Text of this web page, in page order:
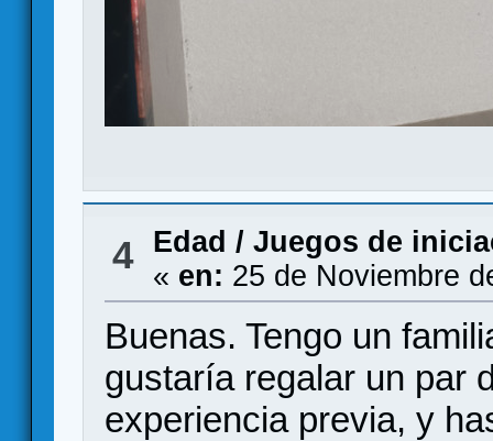
4 Edad / Juegos de
« en: 25 de Noviembre
Buenas. Tengo un
gustaría regalar un par
experiencia previa, y